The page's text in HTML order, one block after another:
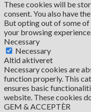
These cookies will be
consent. You also have
But opting out of some of
your browsing
Necessary
Necessary
Altid aktiveret
Necessary cookies are
function properly. This
ensures basic
website. These cookies
GEM & ACCEPTÈR